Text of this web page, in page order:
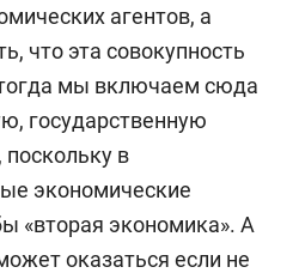
агентов, а
что эта совокупность
тогда мы включаем сюда
государственную
в
экономические
«вторая экономика». А
оказаться если не